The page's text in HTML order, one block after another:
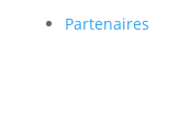
Partenaires